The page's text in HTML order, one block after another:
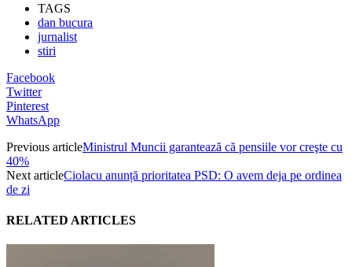
TAGS
dan bucura
jurnalist
stiri
Facebook
Twitter
Pinterest
WhatsApp
Previous articleMinistrul Muncii garantează că pensiile vor creşte cu
40%
Next articleCiolacu anunță prioritatea PSD: O avem deja pe ordinea
de zi
RELATED ARTICLES